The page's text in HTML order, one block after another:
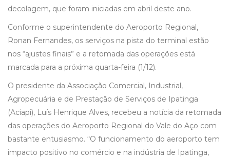
decolagem, que foram iniciadas em abril deste ano.
Conforme o superintendente do Aeroporto Regional,
Ronan Fernandes, os serviços na pista do terminal estão
nos “ajustes finais” e a retomada das operações está
marcada para a próxima quarta-feira (1/12).
O presidente da Associação Comercial, Industrial,
Agropecuária e de Prestação de Serviços de Ipatinga
(Aciapi), Luís Henrique Alves, recebeu a notícia da retomada
das operações do Aeroporto Regional do Vale do Aço com
bastante entusiasmo. “O funcionamento do aeroporto tem
impacto positivo no comércio e na indústria de Ipatinga,